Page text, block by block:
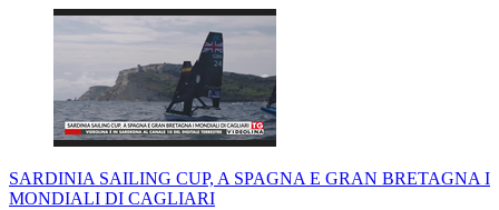
SARDINIA SAILING CUP, A SPAGNA E GRAN BRETAGNA I
MONDIALI DI CAGLIARI